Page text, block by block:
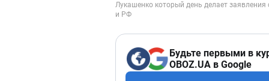
Будьте первыми в
OBOZ.UA в Google